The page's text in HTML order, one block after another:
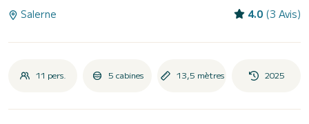
Salerne 4.0 (3 Avis)
11 pers. 5 cabines 13,5 mètres 2025